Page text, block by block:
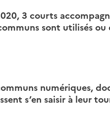
3 courts
sont utilisés
numériques,
s’en saisir à leur